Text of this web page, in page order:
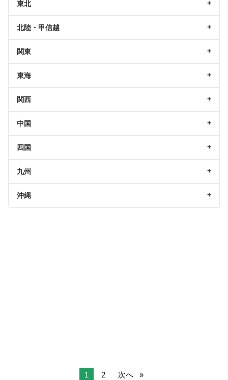
東北
北陸・甲信越
関東
東海
関西
中国
四国
九州
沖縄
1 2 次へ